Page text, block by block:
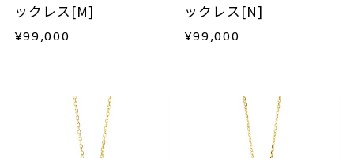
ックレス[M]
¥99,000
ックレス[N]
¥99,000